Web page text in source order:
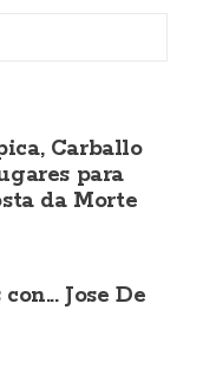
Carballo
para
da Morte
Jose De